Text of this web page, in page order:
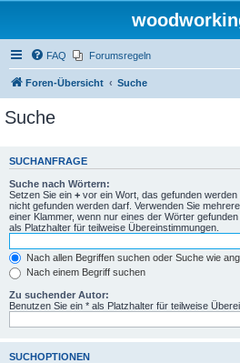
FAQ Forumsregeln
Foren-Übersicht Suche
Suche
SUCHANFRAGE
Suche nach Wörtern:
Setzen Sie ein + vor ein Wort, das gefunden
nicht gefunden werden darf. Verwenden Sie
einer Klammer, wenn nur eines der Wörter
als Platzhalter für teilweise Übereinstimmungen.
Nach allen Begriffen suchen oder Suche wie
Nach einem Begriff suchen
Zu suchender Autor:
Benutzen Sie ein * als Platzhalter für teilweise
SUCHOPTIONEN